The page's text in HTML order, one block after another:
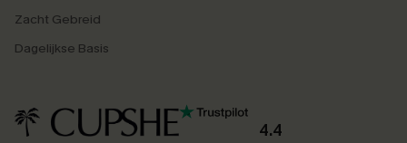
Zacht Gebreid
Dagelijkse Basis
4.4